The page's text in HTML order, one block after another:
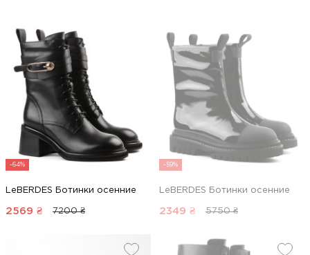
-64%
LeBERDES Ботинки осенние
2569 ₴ 7200 ₴
-59%
LeBERDES Ботинки осенние
2349 ₴ 5750 ₴